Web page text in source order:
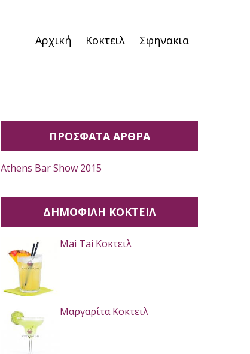
Αρχική Κοκτειλ Σφηνακια
ΠΡΟΣΦΑΤΑ ΑΡΘΡΑ
Athens Bar Show 2015
ΔΗΜΟΦΙΛΉ ΚΟΚΤΕΙΛ
Mai Tai Κοκτειλ
Μαργαρίτα Κοκτειλ